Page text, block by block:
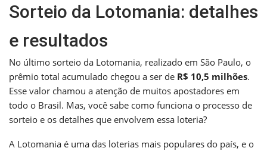
Sorteio da Lotomania: detalhes
e resultados
No último sorteio da Lotomania, realizado em São Paulo, o
prêmio total acumulado chegou a ser de R$ 10,5 milhões.
Esse valor chamou a atenção de muitos apostadores em
todo o Brasil. Mas, você sabe como funciona o processo de
sorteio e os detalhes que envolvem essa loteria?
A Lotomania é uma das loterias mais populares do país, e o